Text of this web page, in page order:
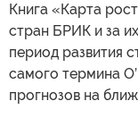
Книга «Карта
стран БРИК и за
период развития
самого термина
прогнозов на